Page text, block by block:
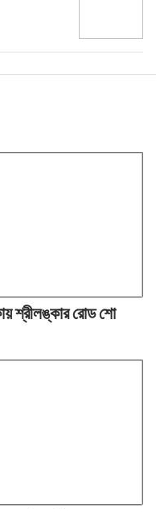
শ্রীলঙ্কার রোড শো